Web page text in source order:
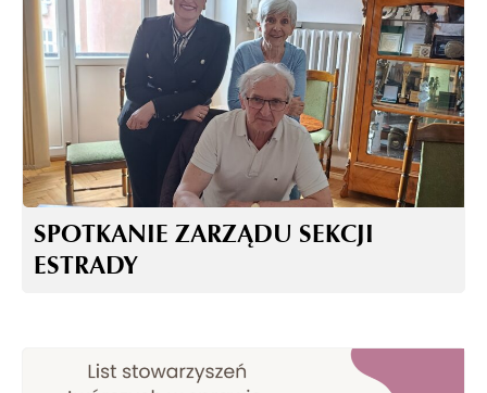
SPOTKANIE ZARZĄDU SEKCJI
ESTRADY